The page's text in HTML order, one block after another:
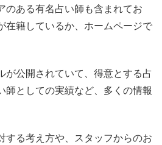
のある有名占い師も含まれてお
在籍しているか、ホームページで
が公開されていて、得意とする占
師としての実績など、多くの情報
する考え方や、スタッフからのお